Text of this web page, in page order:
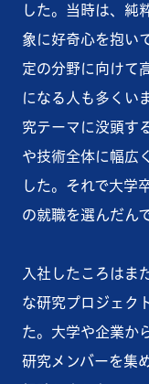
した。当時は、純
象に好奇心を抱い
定の分野に向けて
になる人も多くい
究テーマに没頭す
や技術全体に幅広
した。それで大学
の就職を選んだんで
入社したころはま
な研究プロジェク
た。大学や企業か
研究メンバーを集